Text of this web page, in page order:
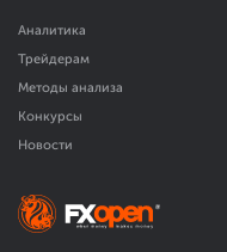
Аналитика
Трейдерам
Методы анализа
Конкурсы
Новости